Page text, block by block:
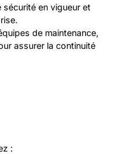
sécurité en vigueur et
de maintenance,
assurer la continuité
: